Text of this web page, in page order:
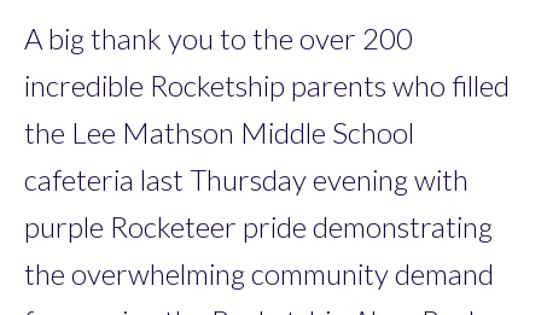
A big thank you to the over 200
incredible Rocketship parents who filled
the Lee Mathson Middle School
cafeteria last Thursday evening with
purple Rocketeer pride demonstrating
the overwhelming community demand